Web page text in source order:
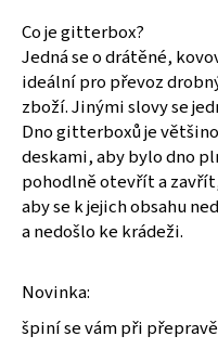
Co je gitterbox?
Jedná se o drátěné,
ideální pro převoz
zboží. Jinými slovy se
Dno gitterboxů je
deskami, aby bylo dno
pohodlně otevřít a
aby se k jejich obsahu
a nedošlo ke krádeži.
Novinka:
špiní se vám při
m
e
ROH
NA
STOHOVÁNÍ
OHRADOVÝCH
NÁSTAVEB
PLASTOVÝ
43